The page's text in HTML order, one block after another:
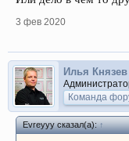
3 фев 2020
Илья Князев
Команда
Evreyyy сказал(а):↑